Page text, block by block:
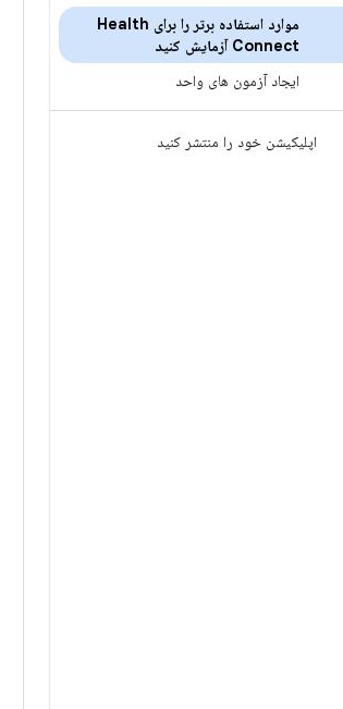
موارد استفاده برتر را برای Health
Connect آزمایش کنید
ایجاد آزمون های واحد
اپلیکیشن خود را منتشر کنید